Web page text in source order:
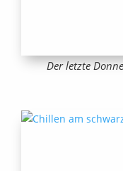
Der letzte